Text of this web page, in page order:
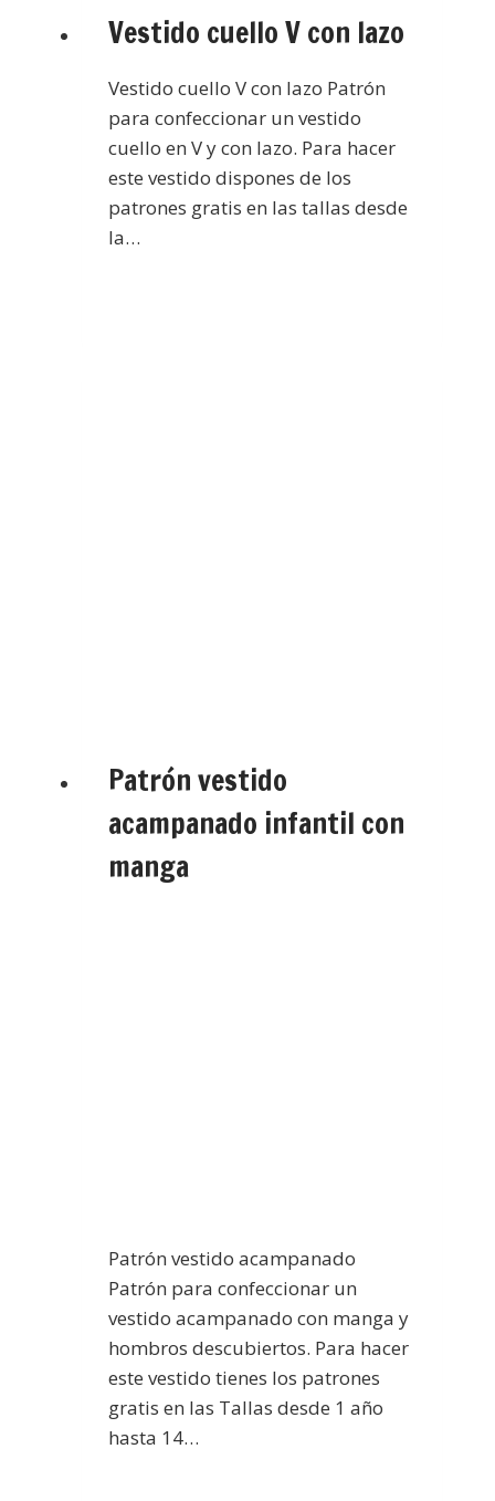
Vestido cuello V con lazo
Vestido cuello V con lazo Patrón
para confeccionar un vestido
cuello en V y con lazo. Para hacer
este vestido dispones de los
patrones gratis en las tallas desde
la…
Patrón vestido
acampanado infantil con
manga
Patrón vestido acampanado
Patrón para confeccionar un
vestido acampanado con manga y
hombros descubiertos. Para hacer
este vestido tienes los patrones
gratis en las Tallas desde 1 año
hasta 14…